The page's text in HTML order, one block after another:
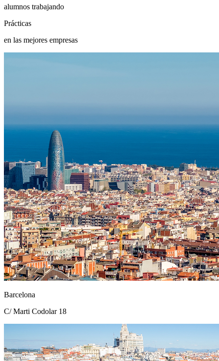
alumnos trabajando
Prácticas
en las mejores empresas
Barcelona
C/ Marti Codolar 18